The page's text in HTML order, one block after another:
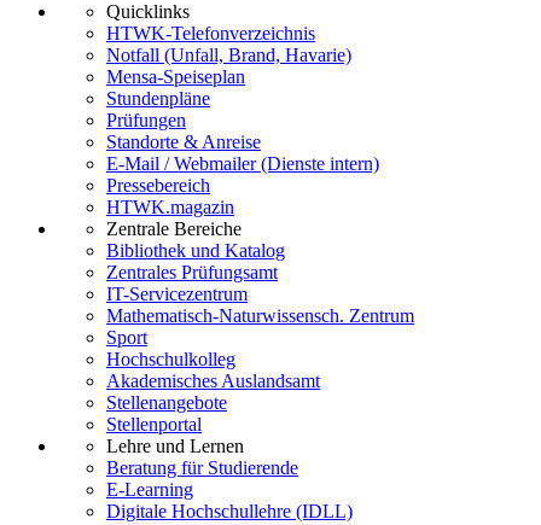
Quicklinks
HTWK-Telefonverzeichnis
Notfall (Unfall, Brand, Havarie)
Mensa-Speiseplan
Stundenpläne
Prüfungen
Standorte & Anreise
E-Mail / Webmailer (Dienste intern)
Pressebereich
HTWK.magazin
Zentrale Bereiche
Bibliothek und Katalog
Zentrales Prüfungsamt
IT-Servicezentrum
Mathematisch-Naturwissensch. Zentrum
Sport
Hochschulkolleg
Akademisches Auslandsamt
Stellenangebote
Stellenportal
Lehre und Lernen
Beratung für Studierende
E-Learning
Digitale Hochschullehre (IDLL)